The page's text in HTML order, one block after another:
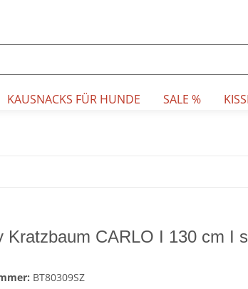
KAUSNACKS FÜR HUNDE SALE %
Kratzbaum CARLO I 130 cm I
BT80309SZ